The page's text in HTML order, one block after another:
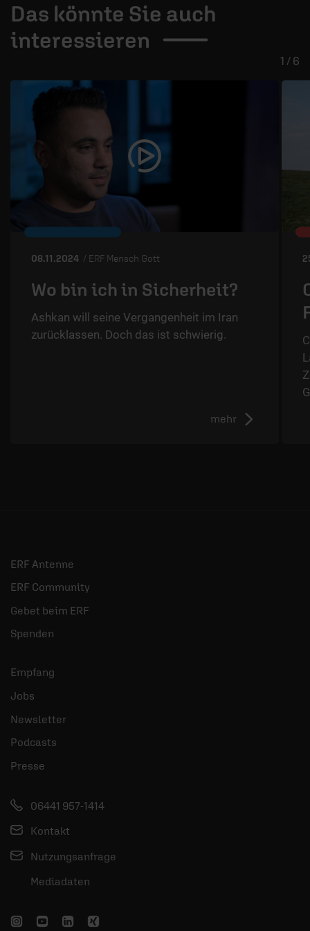
Das könnte Sie auch
interessieren
08.11.2024 / ERF Mensch Gott
Wo bin ich in Sicherheit?
Ashkan will seine Vergangenheit im Iran
zurücklassen. Doch das ist schwierig.
mehr
1 / 6
ERF Antenne
ERF Community
Gebet beim ERF
Spenden
Empfang
Jobs
Newsletter
Podcasts
Presse
06441 957-1414
Kontakt
Nutzungsanfrage
Mediadaten